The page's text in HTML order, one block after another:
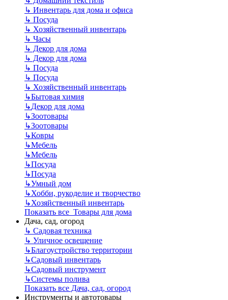
↳ Инвентарь для дома и офиса
↳ Посуда
↳ Хозяйственный инвентарь
↳ Часы
↳ Декор для дома
↳ Декор для дома
↳ Посуда
↳ Посуда
↳ Хозяйственный инвентарь
↳Бытовая химия
↳Декор для дома
↳Зоотовары
↳Зоотовары
↳Ковры
↳Мебель
↳Мебель
↳Посуда
↳Посуда
↳Умный дом
↳Хобби, рукоделие и творчество
↳Хозяйственный инвентарь
Показать все Товары для дома
Дача, сад, огород
↳ Садовая техника
↳ Уличное освещение
↳Благоустройство территории
↳Садовый инвентарь
↳Садовый инструмент
↳Системы полива
Показать все Дача, сад, огород
Инструменты и автотовары